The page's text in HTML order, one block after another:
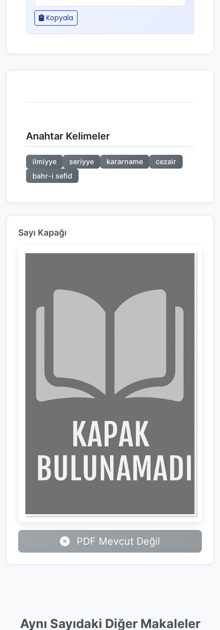
Kopyala
Anahtar Kelimeler
ilmiyye seriyye kararname
cezair
bahr-i sefid
Sayı Kapağı
PDF Mevcut Değil
Aynı Sayıdaki Diğer Makaleler